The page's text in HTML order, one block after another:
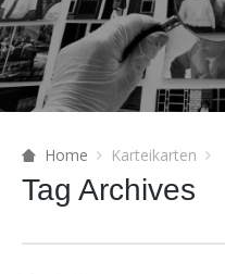
Home Karteikarten
Tag Archives